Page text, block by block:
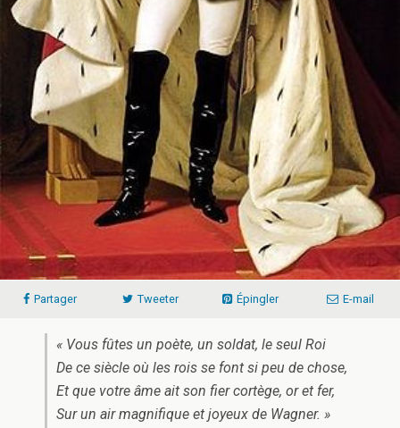
Partager Tweeter Épingler E-mail
« Vous fûtes un poète, un soldat, le seul Roi
De ce siècle où les rois se font si peu de chose,
Et que votre âme ait son fier cortège, or et fer,
Sur un air magnifique et joyeux de Wagner. »